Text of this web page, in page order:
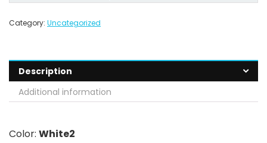
Category: Uncategorized
Description
Additional information
Color: White2